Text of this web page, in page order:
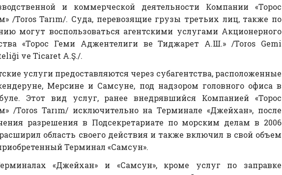
и коммерческой деятельности Компании «Торос
/Toros Tarım/. Суда, перевозящие грузы третьих лиц, также по
могут воспользоваться агентскими услугами Акционерного
«Торос Геми Аджентелиги ве Тиджарет А.Ш.» /Toros Gemi
ve Ticaret A.Ş./.
услуги предоставляются через субагентства, расположенные
Мерсине и Самсуне, под надзором головного офиса в
Этот вид услуг, ранее внедрявшийся Компанией «Торос
/Toros Tarım/ исключительно на Терминале «Джейхан», после
разрешения в Подсекретариате по морским делам в 2006
область своего действия и также включил в свой объем
Терминал «Самсун».
«Джейхан» и «Самсун», кроме услуг по заправке